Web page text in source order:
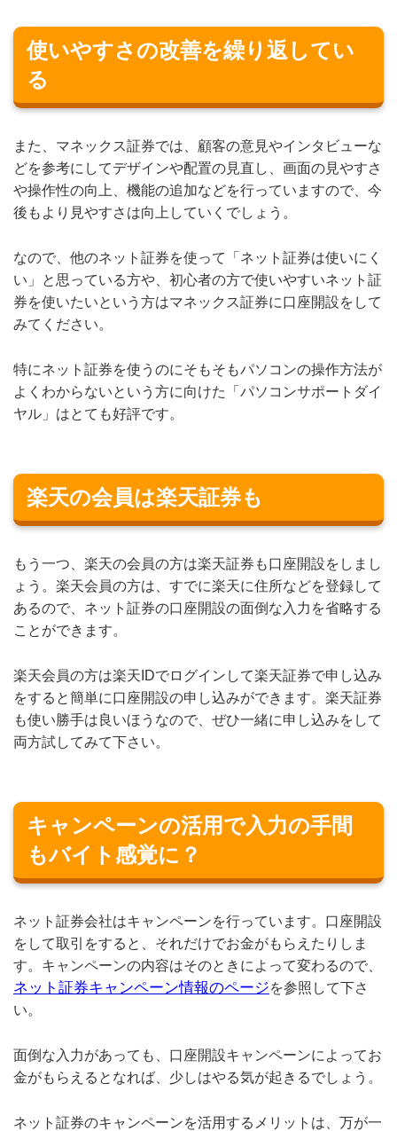
使いやすさの改善を繰り返してい
る
また、マネックス証券では、顧客の意見やインタビューな
どを参考にしてデザインや配置の見直し、画面の見やすさ
や操作性の向上、機能の追加などを行っていますので、今
後もより見やすさは向上していくでしょう。
なので、他のネット証券を使って「ネット証券は使いにく
い」と思っている方や、初心者の方で使いやすいネット証
券を使いたいという方はマネックス証券に口座開設をして
みてください。
特にネット証券を使うのにそもそもパソコンの操作方法が
よくわからないという方に向けた「パソコンサポートダイ
ヤル」はとても好評です。
楽天の会員は楽天証券も
もう一つ、楽天の会員の方は楽天証券も口座開設をしまし
ょう。楽天会員の方は、すでに楽天に住所などを登録して
あるので、ネット証券の口座開設の面倒な入力を省略する
ことができます。
楽天会員の方は楽天IDでログインして楽天証券で申し込み
をすると簡単に口座開設の申し込みができます。楽天証券
も使い勝手は良いほうなので、ぜひ一緒に申し込みをして
両方試してみて下さい。
キャンペーンの活用で入力の手間
もバイト感覚に？
ネット証券会社はキャンペーンを行っています。口座開設
をして取引をすると、それだけでお金がもらえたりしま
す。キャンペーンの内容はそのときによって変わるので、
ネット証券キャンペーン情報のページを参照して下さ
い。
面倒な入力があっても、口座開設キャンペーンによってお
金がもらえるとなれば、少しはやる気が起きるでしょう。
ネット証券のキャンペーンを活用するメリットは、万が一